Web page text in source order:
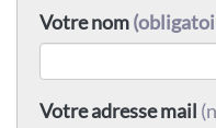
Votre nom
Votre adresse mail